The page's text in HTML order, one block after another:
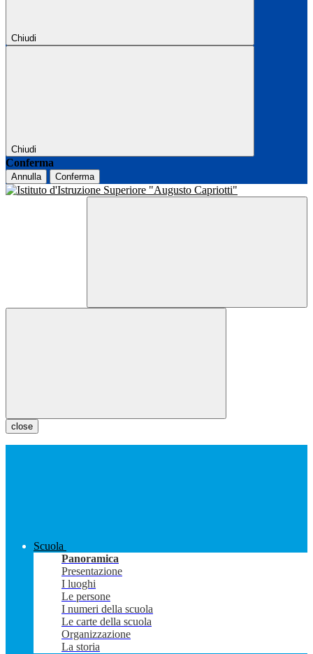
Chiudi
Chiudi
Conferma
Annulla Conferma
close
Scuola
Panoramica
Presentazione
I luoghi
Le persone
I numeri della scuola
Le carte della scuola
Organizzazione
La storia